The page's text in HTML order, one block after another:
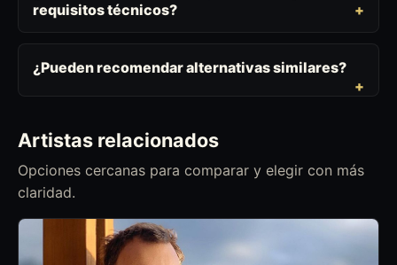
requisitos técnicos?
¿Pueden recomendar alternativas similares?
Artistas relacionados
Opciones cercanas para comparar y elegir con más
claridad.